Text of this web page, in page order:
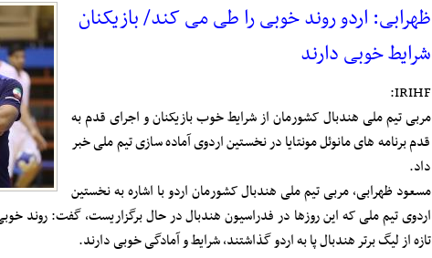
ظهرابی: اردو روند خوبی را طی می کند/ بازیکنان
شرایط خوبی دارند
IRIHF:
مربی تیم ملی هندبال کشورمان از شرایط خوب بازیکنان و اجرای قدم به
قدم برنامه های مانوئل مونتایا در نخستین اردوی آماده سازی تیم ملی خبر
داد.
مسعود ظهرابی، مربی تیم ملی هندبال کشورمان اردو با اشاره به نخستین
اردوی تیم ملی که این روزها در فدراسیون هندبال در حال برگزاریست، گفت: روند
تازه از لیگ برتر هندبال پا به اردو گذاشتند، شرایط و آمادگی خوبی دارند.